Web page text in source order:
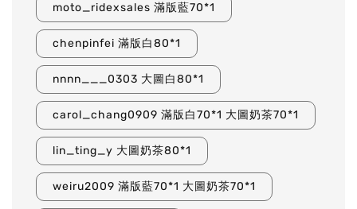
moto_ridexsales 滿版藍70*1
chenpinfei 滿版白80*1
nnnn___0303 大圖白80*1
carol_chang0909 滿版白70*1 大圖奶茶70*1
lin_ting_y 大圖奶茶80*1
weiru2009 滿版藍70*1 大圖奶茶70*1